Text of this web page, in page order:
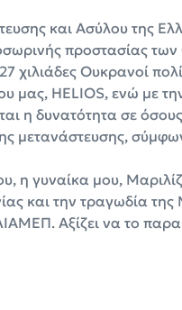
και Ασύλου της
προστασίας
χιλιάδες Ουκρανοί
μας, HELIOS, ενώ με
η δυνατότητα σε
μετανάστευσης,
η γυναίκα μου,
και την τραγωδία
Αξίζει να το